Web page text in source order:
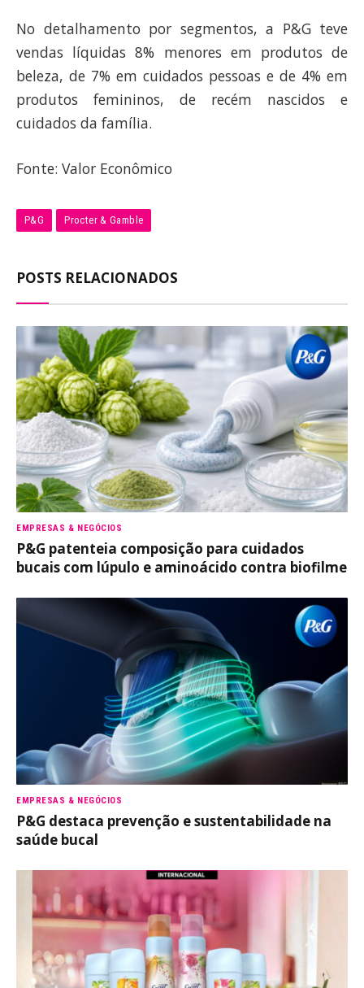
No detalhamento por segmentos, a P&G teve
vendas líquidas 8% menores em produtos de
beleza, de 7% em cuidados pessoas e de 4% em
produtos femininos, de recém nascidos e
cuidados da família.
Fonte: Valor Econômico
P&G Procter & Gamble
POSTS RELACIONADOS
EMPRESAS & NEGÓCIOS
P&G patenteia composição para cuidados
bucais com lúpulo e aminoácido contra biofilme
EMPRESAS & NEGÓCIOS
P&G destaca prevenção e sustentabilidade na
saúde bucal